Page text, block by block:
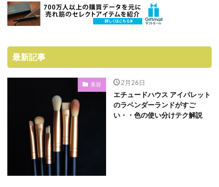
最新記事
美容 2月26日
エチュードハウス アイパレット
のラベンダーランドがすご
い・・色の使い分けテク解説